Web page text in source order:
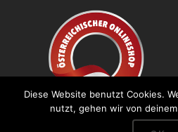
Diese Website benutzt Cookies.
nutzt, gehen wir von